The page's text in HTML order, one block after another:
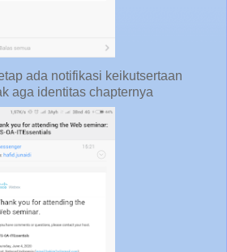
ada notifikasi keikutsertaan
aga identitas chapternya